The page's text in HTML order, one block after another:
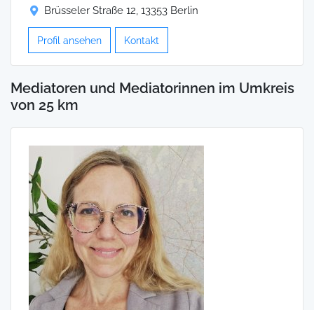
Brüsseler Straße 12, 13353 Berlin
Profil ansehen Kontakt
Mediatoren und Mediatorinnen im Umkreis
von 25 km